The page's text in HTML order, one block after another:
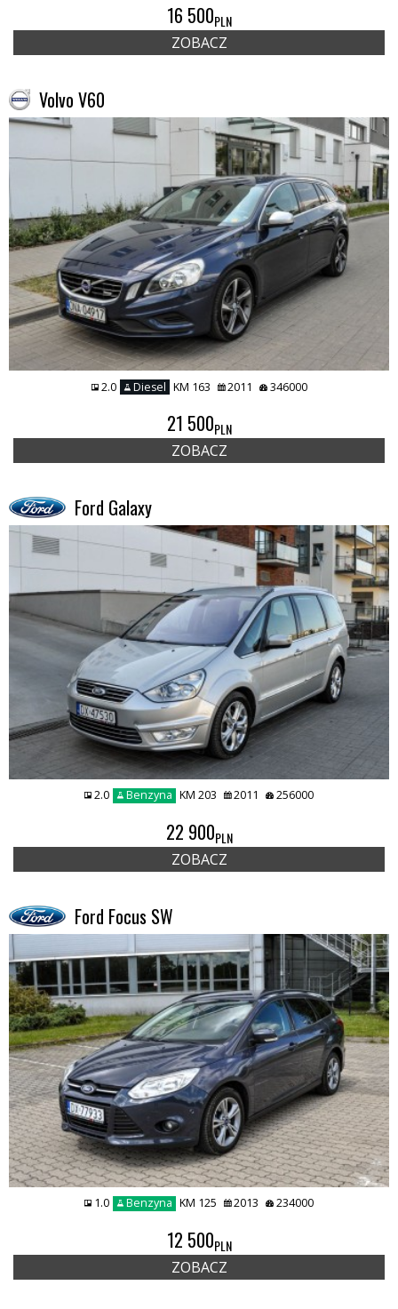
16 500PLN
ZOBACZ
Volvo V60
2.0 Diesel KM 163 2011 346000
21 500PLN
ZOBACZ
Ford Galaxy
2.0 Benzyna KM 203 2011 256000
22 900PLN
ZOBACZ
Ford Focus SW
1.0 Benzyna KM 125 2013 234000
12 500PLN
ZOBACZ